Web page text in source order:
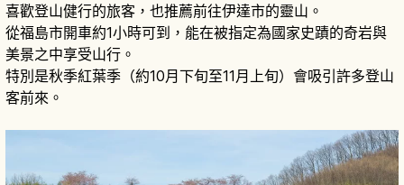
喜歡登山健行的旅客，也推薦前往伊達市的靈山。
從福島市開車約1小時可到，能在被指定為國家史蹟的奇岩與
美景之中享受山行。
特別是秋季紅葉季（約10月下旬至11月上旬）會吸引許多登山
客前來。